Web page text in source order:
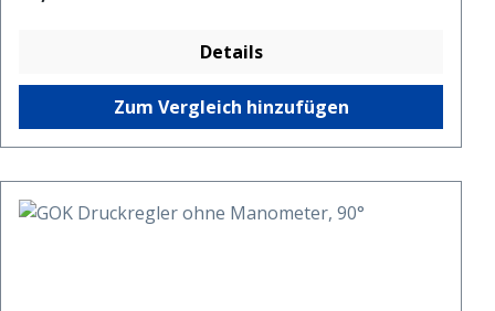
Details
Zum Vergleich hinzufügen